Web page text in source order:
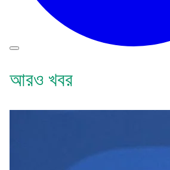
আরও খবর